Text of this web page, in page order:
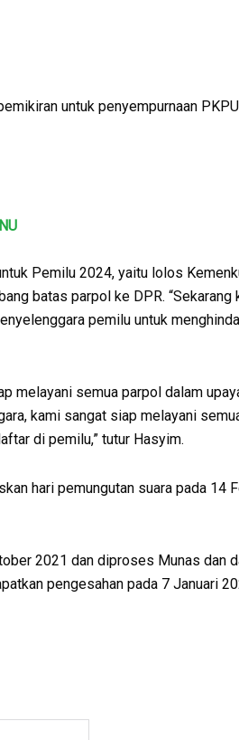
untuk penyempurnaan
Pemilu 2024, yaitu lolos
batas parpol ke DPR. “Sekarang
pemilu untuk
melayani semua parpol dalam
kami sangat siap melayani
di pemilu,” tutur Hasyim.
hari pemungutan suara pada 14
2021 dan diproses Munas dan
pengesahan pada 7 Januari